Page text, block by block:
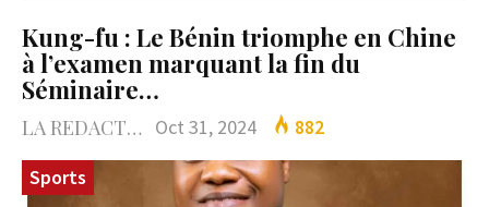
Kung-fu : Le Bénin triomphe en Chine
à l’examen marquant la fin du
Séminaire…
LA REDACTION Oct 31, 2024
882
Sports